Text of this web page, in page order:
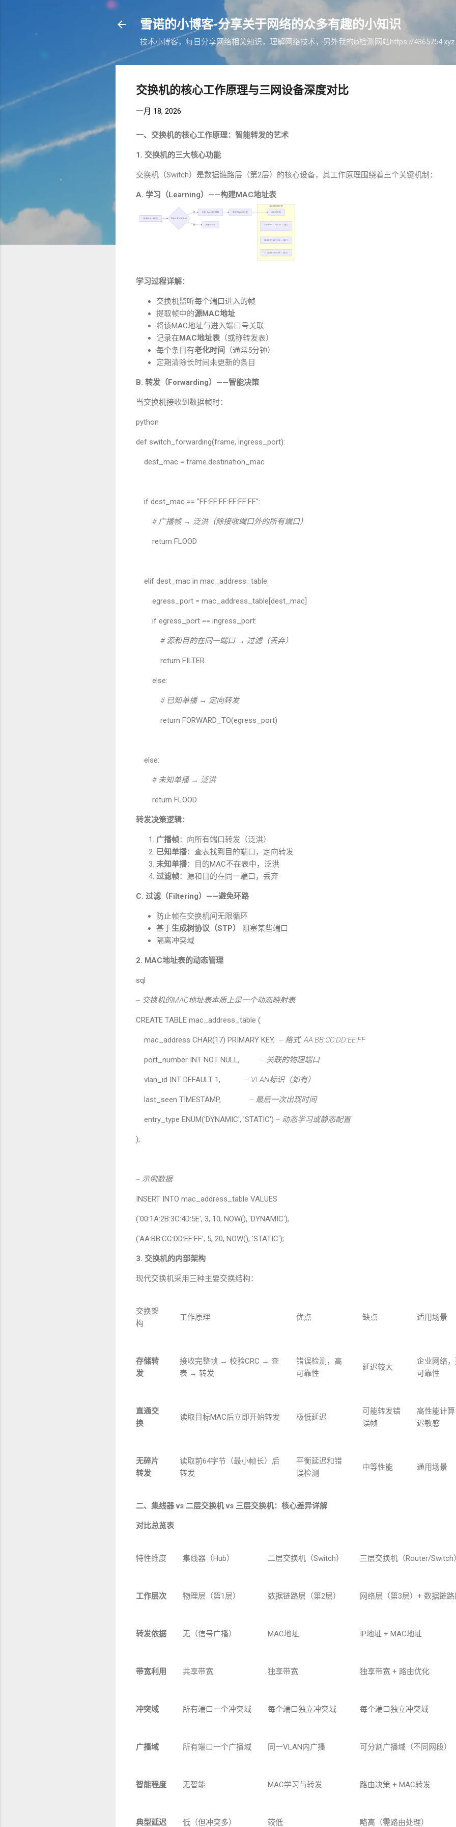
跳至主要内容
雪诺的小博客-分享关于网络的众多有趣的小知识
技术小博客，每日分享网络相关知识，理解网络技术，另外我的ip检测网站https://
交换机的核心工作原理与三网设备深度对比
一月 18, 2026
一、交换机的核心工作原理：智能转发的艺术
1. 交换机的三大核心功能
交换机（Switch）是数据链路层（第2层）的核心设备，其工作原理围绕着三个关键机制：
A. 学习（Learning） ——构建MAC地址表
学习过程详解：
交换机监听每个端口进入的帧
提取帧中的源MAC地址
将该MAC地址与进入端口号关联
记录在MAC地址表 （或称转发表）
每个条目有老化时间 （通常5分钟）
定期清除长时间未更新的条目
B. 转发（Forwarding） ——智能决策
当交换机接收到数据帧时：
python
def switch_forwarding(frame, ingress_port):
dest_mac = frame.destination_mac
if dest_mac == "FF:FF:FF:FF:FF:FF":
# 广播帧→ 泛洪（除接收端口外的所有端口）
return FLOOD
elif dest_mac in mac_address_table:
egress_port = mac_address_table[dest_mac]
if egress_port == ingress_port:
# 源和目的在同一端口→ 过滤（丢弃）
return FILTER
else:
# 已知单播→ 定向转发
return FORWARD_TO(egress_port)
else:
# 未知单播→ 泛洪
return FLOOD
转发决策逻辑：
广播帧：向所有端口转发（泛洪）
已知单播：查表找到目的端口，定向转发
未知单播：目的MAC不在表中，泛洪
过滤帧：源和目的在同一端口，丢弃
C. 过滤（Filtering） ——避免环路
防止帧在交换机间无限循环
基于生成树协议（STP）
阻塞某些端口
隔离冲突域
2. MAC地址表的动态管理
sql
-- 交换机的MAC地址表本质上是一个动态映射表
CREATE TABLE mac_address_table (
mac_address CHAR(17) PRIMARY KEY, -- 格式: AA:BB:CC:DD:EE:FF
port_number INT NOT NULL, -- 关联的物理端口
vlan_id INT DEFAULT 1, -- VLAN标识（如有）
last_seen TIMESTAMP, -- 最后一次出现时间
entry_type ENUM('DYNAMIC', 'STATIC') -- 动态学习或静态配置
);
-- 示例数据
INSERT INTO mac_address_table VALUES
('00:1A:2B:3C:4D:5E', 3, 10, NOW(), 'DYNAMIC'),
('AA:BB:CC:DD:EE:FF', 5, 20, NOW(), 'STATIC');
3. 交换机的内部架构
现代交换机采用三种主要交换结构：
交换架
构
工作原理 优点 缺点 适用场景
存储转
发
接收完整帧 → 校验CRC → 查
表 → 转发
错误检测，高
可靠性
延迟较大
企业网络
可靠性
直通交
换
读取目标MAC后立即开始转发 极低延迟
可能转发错
误帧
高性能计
迟敏感
无碎片
转发
读取前64字节（最小帧长）后
转发
平衡延迟和错
误检测
中等性能 通用场景
二、集线器vs 二层交换机vs 三层交换机：核心差异详解
对比总览表
特性维度 集线器（Hub） 二层交换机（Switch） 三层交换机（Router/Switch
工作层次 物理层（第1 层） 数据链路层（第2层） 网络层（第3层） + 数据链路
转发依据 无（信号广播） MAC地址 IP地址 + MAC地址
带宽利用 共享带宽 独享带宽 独享带宽 + 路由优化
冲突域 所有端口一个冲突域 每个端口独立冲突域 每个端口独立冲突域
广播域 所有端口一个广播域 同一VLAN内广播 可分割广播域（不同网段）
智能程度 无智能 MAC学习与转发 路由决策 + MAC转发
典型延迟 低（但冲突多） 较低 略高（需路由处理）